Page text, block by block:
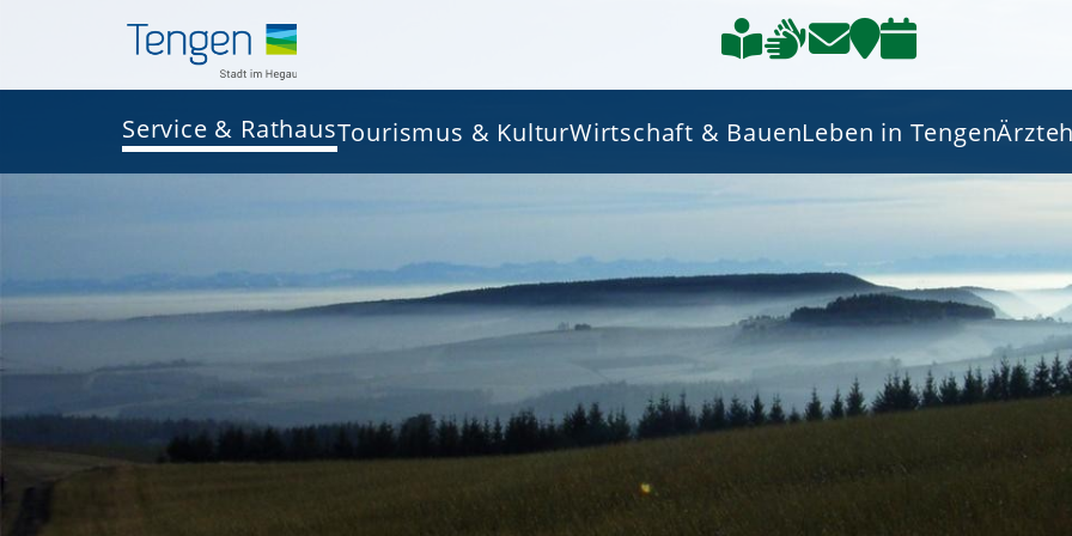
Service & RathausTourismus & KulturWirtschaft & BauenLeben in Tengen